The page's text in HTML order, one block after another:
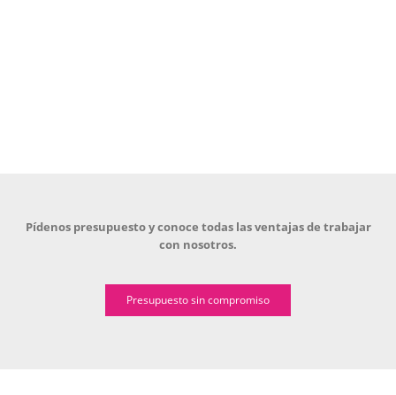
Pídenos presupuesto y conoce todas las ventajas de trabajar
con nosotros.
Presupuesto sin compromiso